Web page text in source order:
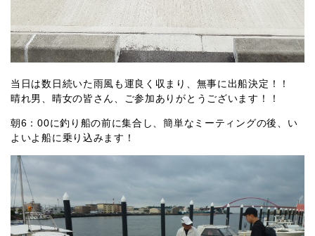
当日は数日続いた雨風も運良く収まり、無事に出船決定！！
晴れ男、晴女の皆さん、ご参加ありがとうございます！！
朝6：00に釣り船の前に集合し、簡単なミーティングの後、い
よいよ船に乗り込みます！